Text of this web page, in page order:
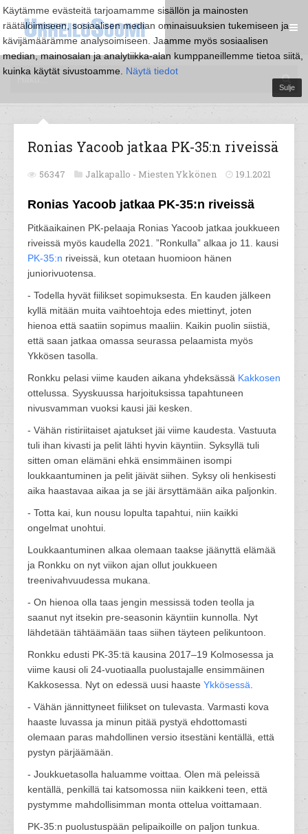
Käytämme evästeitä tarjoamamme sisällön ja mainosten
räätälöimiseen, sosiaalisen median ominaisuuksien tukemiseen ja
kävijämäärämme analysoimiseen. Jaamme myös sosiaalisen
median, mainosalan ja analytiikka-alan kumppaneillemme tietoa siitä,
kuinka käytät sivustoamme. Näytä tiedot
Sulje
Ronias Yacoob jatkaa PK-35:n riveissä
56347 Jalkapallo - Miesten Ykkönen 19.1.2021
Ronias Yacoob jatkaa PK-35:n riveissä
Pitkäaikainen PK-pelaaja Ronias Yacoob jatkaa joukkueen
riveissä myös kaudella 2021. ”Ronkulla” alkaa jo 11. kausi
PK-35:n riveissä, kun otetaan huomioon hänen
juniorivuotensa.
- Todella hyvät fiilikset sopimuksesta. En kauden jälkeen
kyllä mitään muita vaihtoehtoja edes miettinyt, joten
hienoa että saatiin sopimus maaliin. Kaikin puolin siistiä,
että saan jatkaa omassa seurassa pelaamista myös
Ykkösen tasolla.
Ronkku pelasi viime kauden aikana yhdeksässä Kakkosen
ottelussa. Syyskuussa harjoituksissa tapahtuneen
nivusvamman vuoksi kausi jäi kesken.
- Vähän ristiriitaiset ajatukset jäi viime kaudesta. Vastuuta
tuli ihan kivasti ja pelit lähti hyvin käyntiin. Syksyllä tuli
sitten oman elämäni ehkä ensimmäinen isompi
loukkaantuminen ja pelit jäivät siihen. Syksy oli henkisesti
aika haastavaa aikaa ja se jäi ärsyttämään aika paljonkin.
- Totta kai, kun nousu lopulta tapahtui, niin kaikki
ongelmat unohtui.
Loukkaantuminen alkaa olemaan taakse jäänyttä elämää
ja Ronkku on nyt viikon ajan ollut joukkueen
treenivahvuudessa mukana.
- On hienoa olla taas jengin messissä toden teolla ja
saanut nyt itsekin pre-seasonin käyntiin kunnolla. Nyt
lähdetään tähtäämään taas siihen täyteen pelikuntoon.
Ronkku edusti PK-35:tä kausina 2017–19 Kolmosessa ja
viime kausi oli 24-vuotiaalla puolustajalle ensimmäinen
Kakkosessa. Nyt on edessä uusi haaste Ykkösessä
- Vähän jännittyneet fiilikset on tulevasta. Varmasti kova
haaste luvassa ja minun pitää pystyä ehdottomasti
olemaan paras mahdollinen versio itsestäni kentällä, että
pystyn pärjäämään.
- Joukkuetasolla haluamme voittaa. Olen mä peleissä
kentällä, penkillä tai katsomossa niin kaikkeni teen, että
pystymme mahdollisimman monta ottelua voittamaan.
PK-35:n puolustuspään pelipaikoille on paljon tunkua.